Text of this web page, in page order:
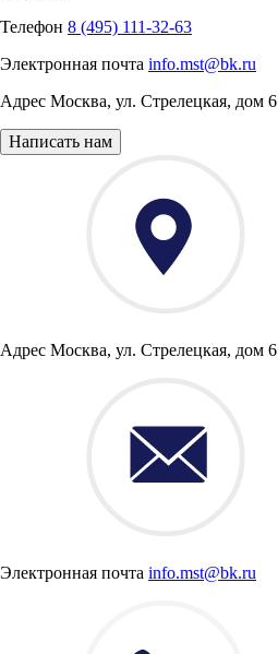
Телефон 8 (495) 111-32-63
Электронная почта info.mst@bk.ru
Адрес Москва, ул. Стрелецкая, дом 6
Написать нам
Адрес Москва, ул. Стрелецкая, дом 6
Электронная почта info.mst@bk.ru